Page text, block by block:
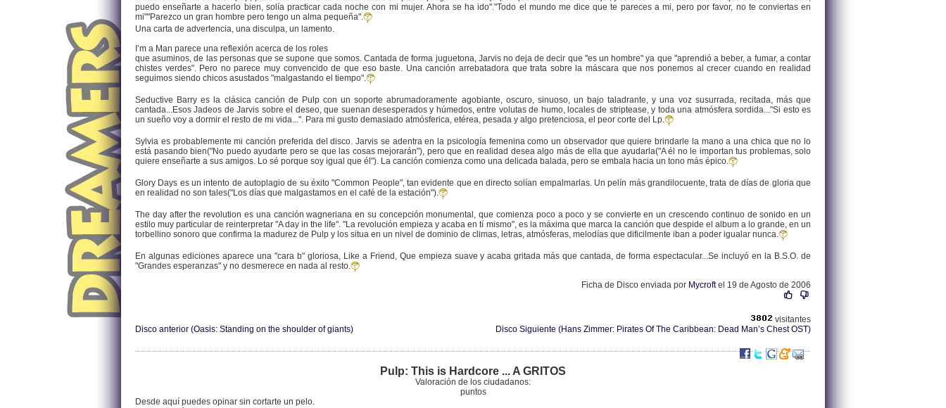
puedo enseñarte a hacerlo bien, solía practicar cada noche con mi mujer. Ahora se ha ido"."Todo el mundo me dice que te pareces a mi, pero por favor, no te conviertas en
mi""Parezco un gran hombre pero tengo un alma pequeña".
Una carta de advertencia, una disculpa, un lamento.
I’m a Man parece una reflexión acerca de los roles
que asuminos, de las personas que se supone que somos. Cantada de forma juguetona, Jarvis no deja de decir que "es un hombre" ya que "aprendió a beber, a fumar, a contar
chistes verdes". Pero no parece muy convencido de que eso baste. Una canción arrebatadora que trata sobre la máscara que nos ponemos al crecer cuando en realidad
seguimos siendo chicos asustados "malgastando el tiempo".
Seductive Barry es la clásica canción de Pulp con un soporte abrumadoramente agobiante, oscuro, sinuoso, un bajo taladrante, y una voz susurrada, recitada, más que
cantada...Esos Jadeos de Jarvis sobre el deseo, que suenan desesperados y húmedos, entre volutas de humo, locales de striptease, y toda una atmósfera sordida..."Si esto es
un sueño voy a dormir el resto de mi vida...". Para mi gusto demasiado atmósferica, etérea, pesada y algo pretenciosa, el peor corte del Lp.
Sylvia es probablemente mi canción preferida del disco. Jarvis se adentra en la psicología femenina como un observador que quiere brindarle la mano a una chica que no lo
está pasando bien("No puedo ayudarte pero se que las cosas mejorarán"), pero que en realidad desea algo más de ella que ayudarla("A él no le importan tus problemas, solo
quiere enseñarte a sus amigos. Lo sé porque soy igual que él"). La canción comienza como una delicada balada, pero se embala hacia un tono más épico.
Glory Days es un intento de autoplagio de su éxito "Common People", tan evidente que en directo solían empalmarlas. Un pelín más grandilocuente, trata de días de gloria que
en realidad no son tales("Los días que malgastamos en el café de la estación").
The day after the revolution es una canción wagneriana en su concepción monumental, que comienza poco a poco y se convierte en un crescendo continuo de sonido en un
estilo muy particular de reinterpretar "A day in the life". "La revolución empieza y acaba en tí mismo", es la máxima que marca la canción que despide el album a lo grande, en un
torbellino sonoro que confirma la madurez de Pulp y los situa en un nivel de dominio de climas, letras, atmósferas, melodías que dificilmente iban a poder igualar nunca.
En algunas ediciones aparece una "cara b" gloriosa, Like a Friend, Que empieza suave y acaba gritada más que cantada, de forma espectacular...Se incluyó en la B.S.O. de
"Grandes esperanzas" y no desmerece en nada al resto.
Ficha de Disco enviada por Mycroftel 19 de Agosto de 2006
visitantes
Disco anterior (Oasis: Standing on the shoulder of giants)
Disco Siguiente (Hans Zimmer: Pirates Of The Caribbean: Dead Man’s Chest OST)
Pulp: This is Hardcore ... A GRITOS
Valoración de los ciudadanos:
puntos
Desde aquí puedes opinar sin cortarte un pelo.